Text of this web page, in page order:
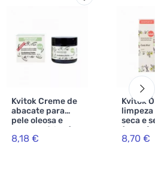
Kvitok Creme de
abacate para
pele oleosa e
problemática (60
ml) - nova
8,18 €
Kvitok
seca e
(50 ml)
deixa
8,70 €